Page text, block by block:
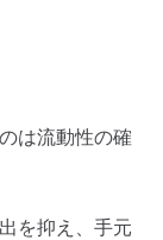
は流動性の確
を抑え、手元